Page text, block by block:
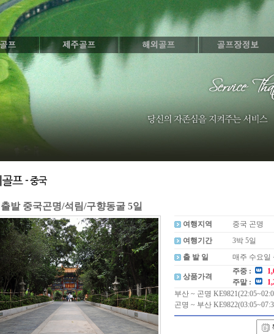
발 중국곤명/석림/구향동굴 5일
여행지역
중국 곤명
여행기간
3박 5일
출 발 일
매주 수요일
상품가격
주중 :
주말 :
부산 ~ 곤명
곤명 ~ 부산